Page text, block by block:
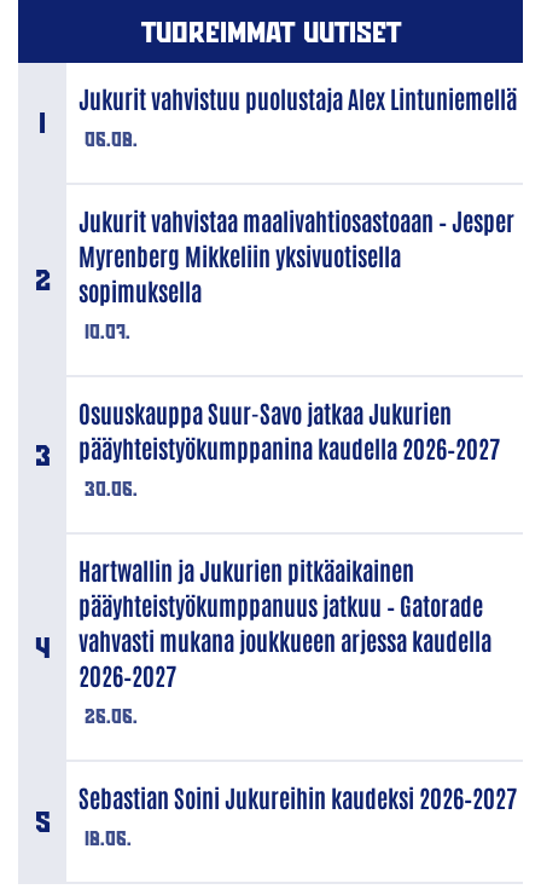
TUOREIMMAT UUTISET
06.08.
Jukurit vahvistuu puolustaja Alex Lintuniemellä
10.07.
Jukurit vahvistaa maalivahtiosastoaan – Jesper
Myrenberg Mikkeliin yksivuotisella
sopimuksella
30.06.
Osuuskauppa Suur-Savo jatkaa Jukurien
pääyhteistyökumppanina kaudella 2026–2027
26.06.
Hartwallin ja Jukurien pitkäaikainen
pääyhteistyökumppanuus jatkuu – Gatorade
vahvasti mukana joukkueen arjessa kaudella
2026–2027
18.06.
Sebastian Soini Jukureihin kaudeksi 2026–2027